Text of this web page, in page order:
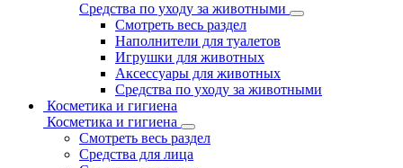
Средства по уходу за животными
Смотреть весь раздел
Наполнители для туалетов
Игрушки для животных
Аксессуары для животных
Средства по уходу за животными
Косметика и гигиена
Косметика и гигиена
Смотреть весь раздел
Средства для лица